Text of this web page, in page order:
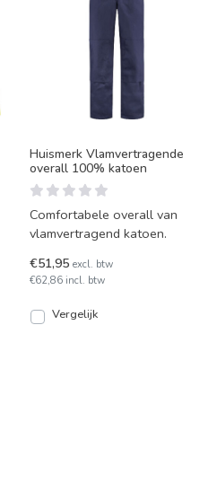
Huismerk Vlamvertragende
overall 100% katoen
Comfortabele overall van
vlamvertragend katoen.
€51,95 excl. btw
€62,86 incl. btw
Vergelijk